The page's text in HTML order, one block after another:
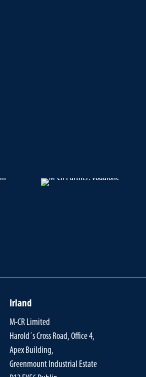
Irland
M-CR Limited
Harold´s Cross Road, Office 4,
Apex Building,
Greenmount Industrial Estate